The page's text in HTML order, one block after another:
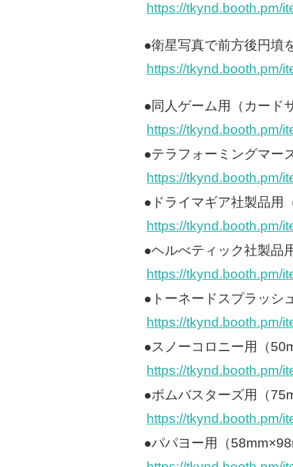
https://tkynd.booth.pm/
●衛星写真で前方後円墳
https://tkynd.booth.pm/
●同人ゲーム用（カード
https://tkynd.booth.pm/
●テラフォーミングマー
https://tkynd.booth.pm/
●ドライマギア社製品用
https://tkynd.booth.pm/
●ヘルべティック社製品
https://tkynd.booth.pm/
●トーネードスプラッシ
https://tkynd.booth.pm/
●スノーコロニー用（
https://tkynd.booth.pm/
●ボムバスターズ用（
https://tkynd.booth.pm/
●パパヨー用（